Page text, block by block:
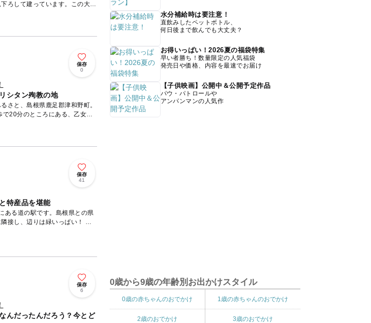
ろして建っています。この大鳥
保存
0
シタン殉教の地
さと、島根県鹿足郡津和野町。
20分のところにある、乙女峠
保存
41
特産品を堪能
ある道の駅です。島根県との県
接し、辺りは緑いっぱい！ な
保存
6
んだったんだろう？今とど
水分補給時は要注意！
直飲みしたペットボトル、
何日後まで飲んでも大丈夫？
お得いっぱい！2026夏の福袋特集
早い者勝ち！数量限定の人気福袋
発売日や価格、内容を最速でお届け
【子供映画】公開中＆公開予定作品
パウ・パトロールや
アンパンマンの人気作
0歳から9歳の年齢別お出かけスタイル
0歳の赤ちゃんのおでかけ 1歳の赤ちゃんのおでかけ
2歳のおでかけ 3歳のおでかけ